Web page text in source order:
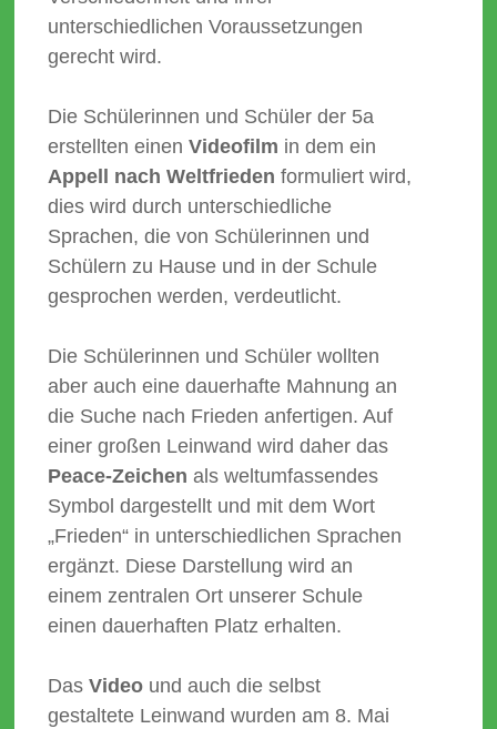
unterschiedlichen Voraussetzungen
gerecht wird.
Die Schülerinnen und Schüler der 5a
erstellten einen Videofilm in dem ein
Appell nach Weltfrieden formuliert wird,
dies wird durch unterschiedliche
Sprachen, die von Schülerinnen und
Schülern zu Hause und in der Schule
gesprochen werden, verdeutlicht.
Die Schülerinnen und Schüler wollten
aber auch eine dauerhafte Mahnung an
die Suche nach Frieden anfertigen. Auf
einer großen Leinwand wird daher das
Peace-Zeichen als weltumfassendes
Symbol dargestellt und mit dem Wort
„Frieden“ in unterschiedlichen Sprachen
ergänzt. Diese Darstellung wird an
einem zentralen Ort unserer Schule
einen dauerhaften Platz erhalten.
Das Videound auch die selbst
gestaltete Leinwand wurden am 8. Mai